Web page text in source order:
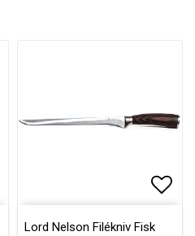
Lord Nelson Filékniv Fisk